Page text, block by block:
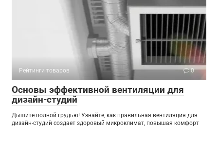
Рейтинги товаров 0
Основы эффективной вентиляции для
дизайн-студий
Дышите полной грудью! Узнайте, как правильная вентиляция для
дизайн-студий создает здоровый микроклимат, повышая комфорт